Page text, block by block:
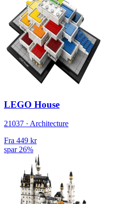
LEGO House
21037 · Architecture
Fra 449 kr
spar 26%